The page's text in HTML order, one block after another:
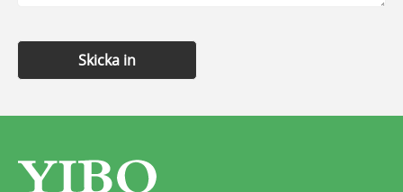
Skicka in